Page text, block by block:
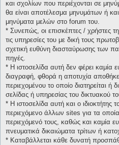
και σχολίων που περιέχονται σε
θα είναι αποτέλεσμα μηνυμάτων ή
μηνύματα μελών στο forum του.
* Συνεπώς, οι επισκέπτες / χρήστες
τις υπηρεσίες του με δική τους
σχετική ευθύνη διασταύρωσης των
πηγές.
* H ιστοσελίδα αυτή δεν φέρει καμία
διαγραφή, φθορά η αποτυχία
περιεχομένου το οποίο διατηρείται ή
σελίδας ή υπηρεσίας του δικτυακού
* H ιστοσελίδα αυτή και ο ιδιοκτήτης
περιεχόμενο άλλων sites για τα
περιεχόμενό τους, καθώς και καμία
πνευματικά δικαιώματα τρίτων ή
* Καταβάλλεται κάθε δυνατή